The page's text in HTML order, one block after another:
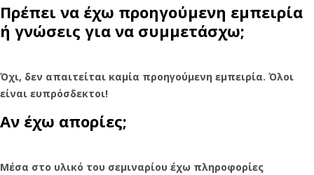
Πρέπει να έχω προηγούμενη εμπειρία
ή γνώσεις για να συμμετάσχω;
Όχι, δεν απαιτείται καμία προηγούμενη εμπειρία. Όλοι
είναι ευπρόσδεκτοι!
Αν έχω απορίες;
Μέσα στο υλικό του σεμιναρίου έχω πληροφορίες